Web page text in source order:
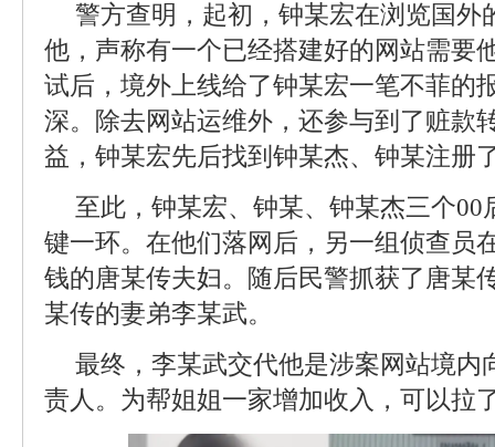
警方查明，起初，钟某宏在浏览国外
他，声称有一个已经搭建好的网站需要
试后，境外上线给了钟某宏一笔不菲的
深。除去网站运维外，还参与到了赃款
益，钟某宏先后找到钟某杰、钟某注册
至此，钟某宏、钟某、钟某杰三个
键一环。在他们落网后，另一组侦查员
钱的唐某传夫妇。随后民警抓获了唐某
某传的妻弟李某武。
最终，李某武交代他是涉案网站境内
责人。为帮姐姐一家增加收入，可以拉